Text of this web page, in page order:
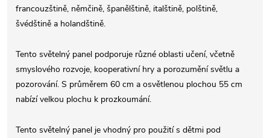
francouzštině, němčině, španělštině, italštině, polštině,
švédštině a holandštině.
Tento světelný panel podporuje různé oblasti učení, včetně
smyslového rozvoje, kooperativní hry a porozumění světlu a
pozorování. S průměrem 60 cm a osvětlenou plochou 55 cm
nabízí velkou plochu k prozkoumání.
Tento světelný panel je vhodný pro použití s ​​dětmi pod